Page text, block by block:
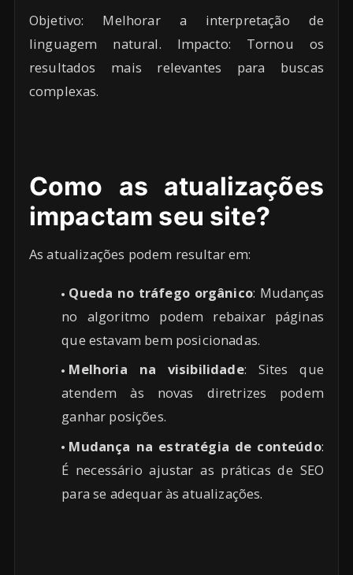
Objetivo: Melhorar a interpretação de
linguagem natural. Impacto: Tornou os
resultados mais relevantes para buscas
complexas.
Como as atualizações
impactam seu site?
As atualizações podem resultar em:
Queda no tráfego orgânico: Mudanças
no algoritmo podem rebaixar páginas
que estavam bem posicionadas.
Melhoria na visibilidade: Sites que
atendem às novas diretrizes podem
ganhar posições.
Mudança na estratégia de conteúdo:
É necessário ajustar as práticas de SEO
para se adequar às atualizações.